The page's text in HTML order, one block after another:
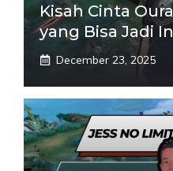
Kisah Cinta
yang Bisa Jadi
December 23, 2025